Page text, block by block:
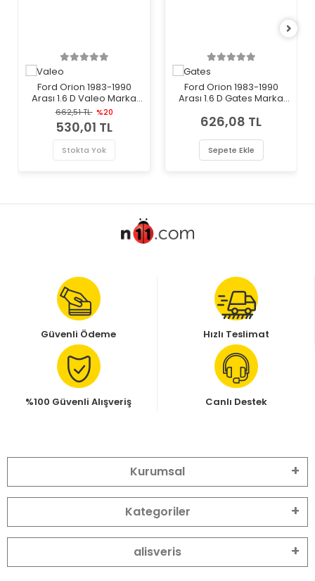
Ford Orion 1983-1990
Arası 1.6 D Valeo Marka
Termostat
662,51 TL %20
530,01 TL
Stokta Yok
Ford Orion 1983-1990
Arası 1.6 D Gates Marka
626,08 TL
Sepete Ekle
Güvenli Ödeme Hızlı Teslimat
%100 Güvenli Alışveriş Canlı Destek
Kurumsal
Kategoriler
alisveris